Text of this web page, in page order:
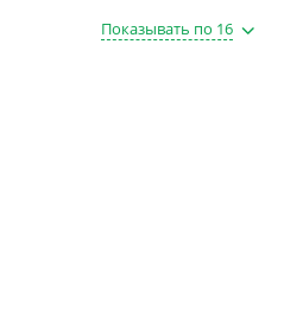
Показывать по 16